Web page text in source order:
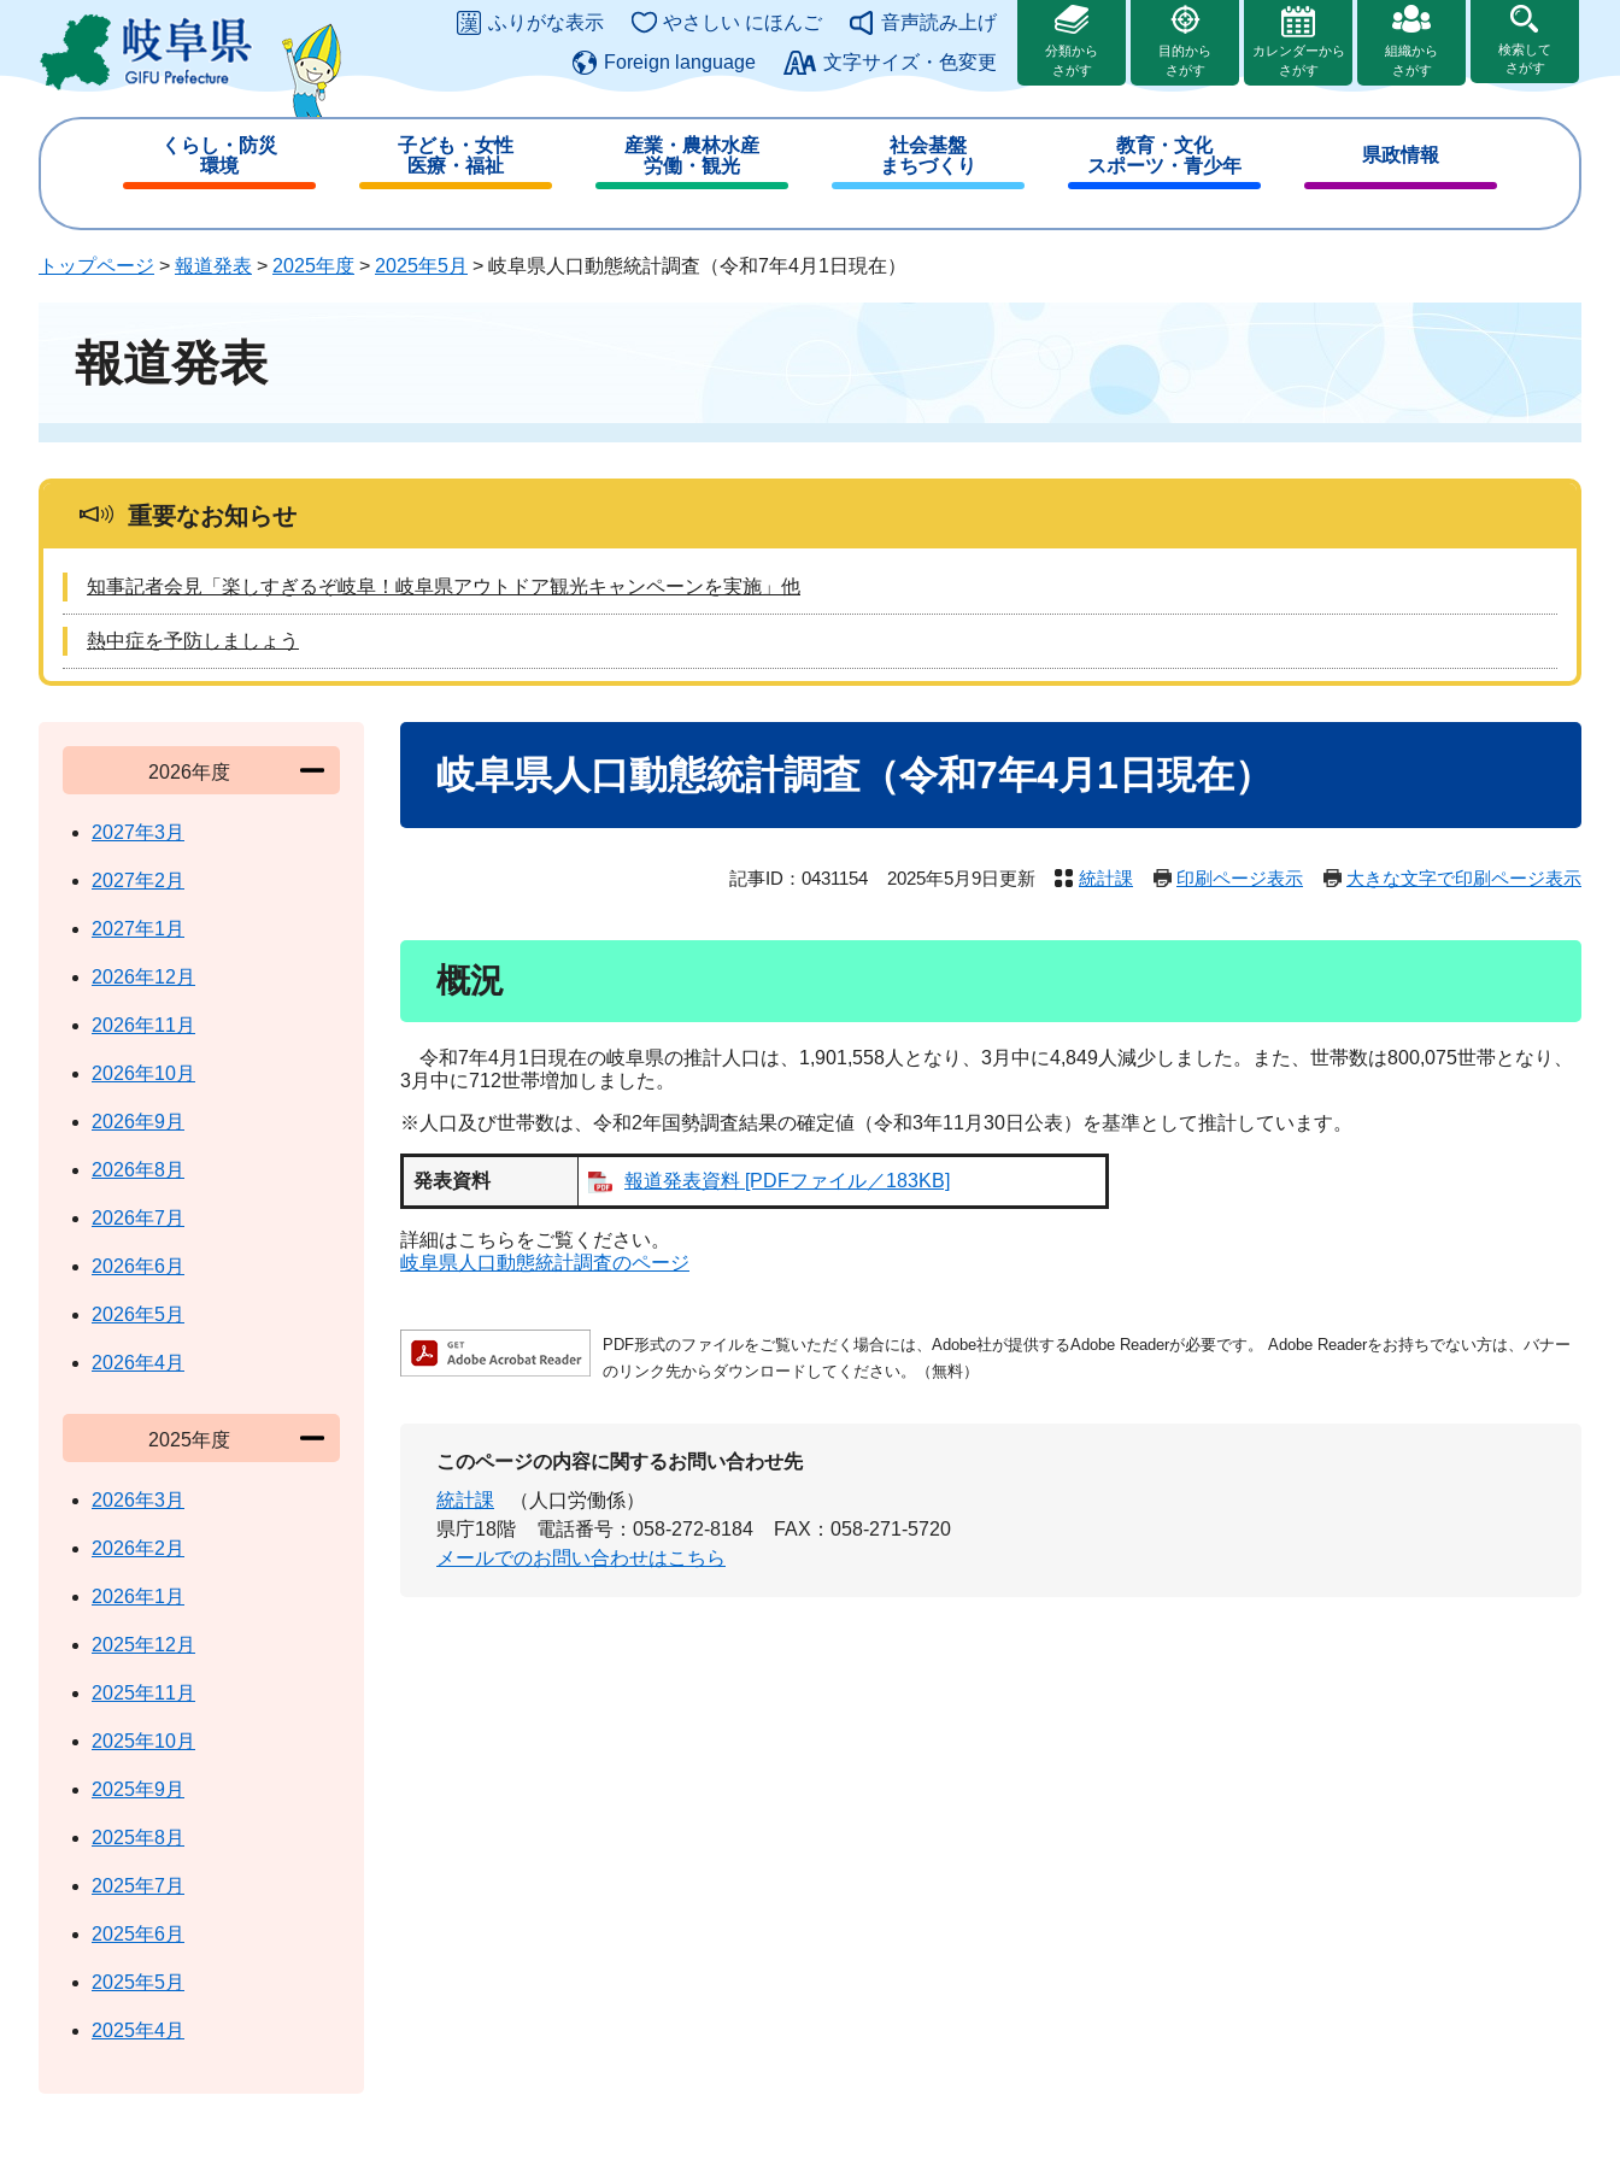
ジ
ュ
このページの本文へ
ふりがな表示 やさしい にほんご
音声読み上げ
Foreign language
文字サイズ・色変更
分類から
さがす
目的から
さがす
カレンダーから
さがす
組織から
さがす
検索して
さがす
くらし・防災
環境
じ
子ども・女性
医療・福祉
じ
る
産業・農林水産
労働・観光
じ
る
社会基盤
まちづくり
じ
る
教育・文化
スポーツ・青少年
じ
県政情報
じ
トップページ > 報道発表 > 2025年度 > 2025年5月 > 岐阜県人口動態統計調査（令和7年4月1日現在）
報道発表
重要なお知らせ
知事記者会見「楽しすぎるぞ岐阜！岐阜県アウトドア観光キャンペーンを実施」他
熱中症を予防しましょう
岐阜県人口動態統計調査（令和7年4月1日現在）
記事ID：0431154 2025年5月9日更新 統計課 印刷ページ表示 大きな文字で印刷ページ表示
概況
令和7年4月1日現在の岐阜県の推計人口は、1,901,558人となり、3月中に4,849人減少しました。また、世帯数は800,075世帯となり、
3月中に712世帯増加しました。
※人口及び世帯数は、令和2年国勢調査結果の確定値（令和3年11月30日公表）を基準として推計しています。
発表資料 報道発表資料 [PDFファイル／183KB]
詳細はこちらをご覧ください。
岐阜県人口動態統計調査のページ
PDF形式のファイルをご覧いただく場合には、Adobe社が提供するAdobe Readerが必要です。
Adobe Readerをお持ちでない方は、バナー
のリンク先からダウンロードしてください。（無料）
このページの内容に関するお問い合わせ先
統計課
（人口労働係）
県庁18階
電話番号：058-272-8184
FAX：058-271-5720
メールでのお問い合わせはこちら
2026年度
2027年3月
2027年2月
2027年1月
2026年12月
2026年11月
2026年10月
2026年9月
2026年8月
2026年7月
2026年6月
2026年5月
2026年4月
2025年度
2026年3月
2026年2月
2026年1月
2025年12月
2025年11月
2025年10月
2025年9月
2025年8月
2025年7月
2025年6月
2025年5月
2025年4月